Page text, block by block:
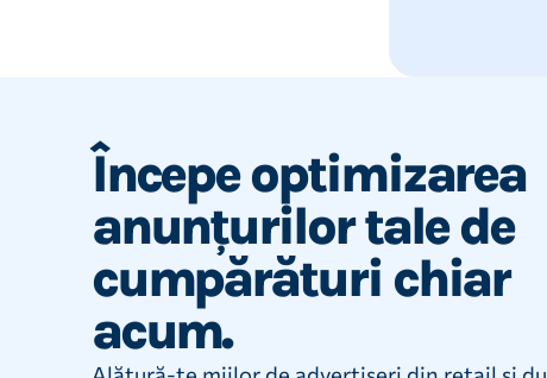
Începe optimizarea
anunțurilor tale de
cumpărături chiar
acum.